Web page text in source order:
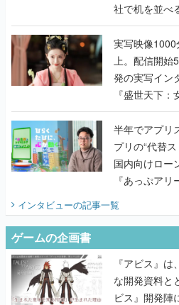
上。配信開始
発の実写イン
『盛世天下：
うこだわりを
半年でアプリス
プリの“代替
国内向けロー
『あっぷアリ
てみた
インタビューの記事一覧
『アビス』は
な開発資料と
るRPG」が
書】
なにが、人を